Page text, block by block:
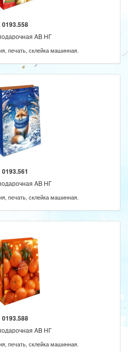
0193.558
AB НГ
печать, склейка машинная.
0193.561
AB НГ
печать, склейка машинная.
0193.588
AB НГ
печать, склейка машинная.